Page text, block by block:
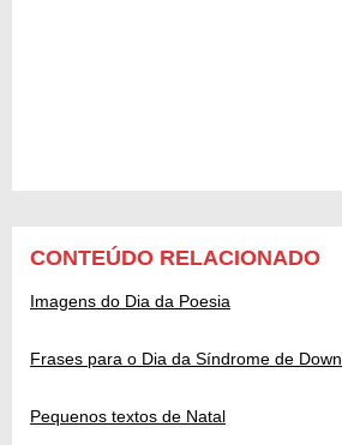
CONTEÚDO RELACIONADO
Imagens do Dia da Poesia
Frases para o Dia da Síndrome de Down
Pequenos textos de Natal